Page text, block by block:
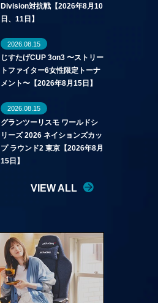
Division対抗戦【2026年8月10
日、11日】
2026.08.15
じすたげCUP 3on3 〜ストリー
トファイター6女性限定トーナ
メント〜【2026年8月15日】
2026.08.15
グランツーリスモ ワールドシ
リーズ 2026 ネイションズカッ
プ ラウンド2 東京【2026年8月
15日】
VIEW ALL